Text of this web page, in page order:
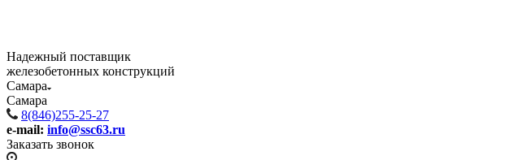
Надежный поставщик
железобетонных конструкций
Самара
Самара
8(846)255-25-27
e-mail: info@ssc63.ru
Заказать звонок